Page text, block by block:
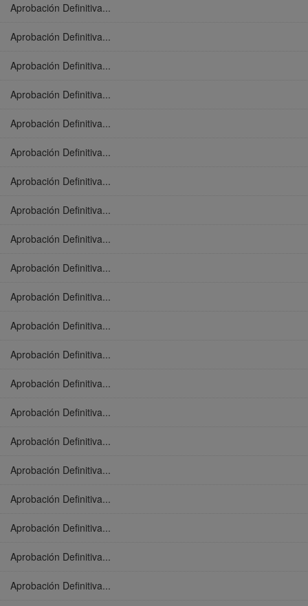
Aprobación Definitiva...
Aprobación Definitiva...
Aprobación Definitiva...
Aprobación Definitiva...
Aprobación Definitiva...
Aprobación Definitiva...
Aprobación Definitiva...
Aprobación Definitiva...
Aprobación Definitiva...
Aprobación Definitiva...
Aprobación Definitiva...
Aprobación Definitiva...
Aprobación Definitiva...
Aprobación Definitiva...
Aprobación Definitiva...
Aprobación Definitiva...
Aprobación Definitiva...
Aprobación Definitiva...
Aprobación Definitiva...
Aprobación Definitiva...
Aprobación Definitiva...